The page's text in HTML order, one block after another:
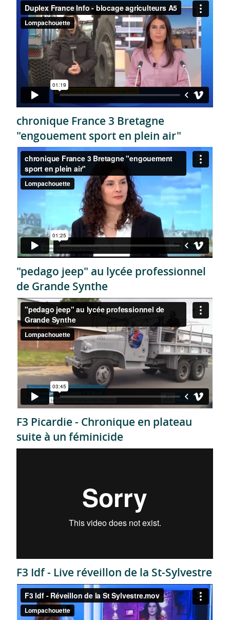
chronique France 3 Bretagne
"engouement sport en plein air"
"pedago jeep" au lycée professionnel
de Grande Synthe
F3 Picardie - Chronique en plateau
suite à un féminicide
F3 Idf - Live réveillon de la St-Sylvestre